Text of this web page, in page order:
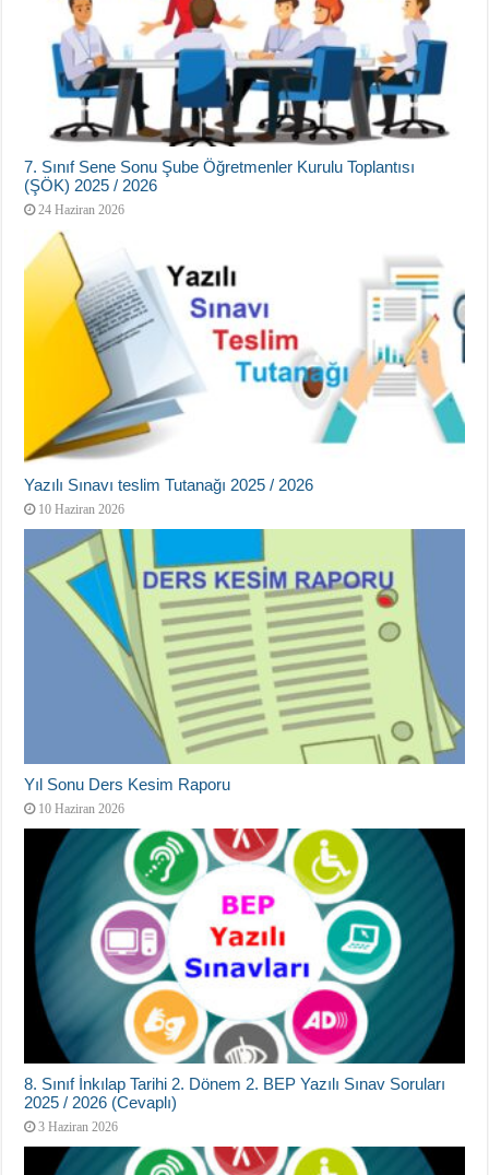
7. Sınıf Sene Sonu Şube Öğretmenler Kurulu Toplantısı
(ŞÖK) 2025 / 2026
24 Haziran 2026
Yazılı Sınavı teslim Tutanağı 2025 / 2026
10 Haziran 2026
Yıl Sonu Ders Kesim Raporu
10 Haziran 2026
8. Sınıf İnkılap Tarihi 2. Dönem 2. BEP Yazılı Sınav Soruları
2025 / 2026 (Cevaplı)
3 Haziran 2026